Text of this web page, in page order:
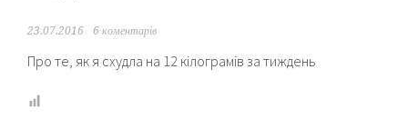
23.07.2016 6 коментарів
Про те, як я схудла на 12 кілограмів за тиждень